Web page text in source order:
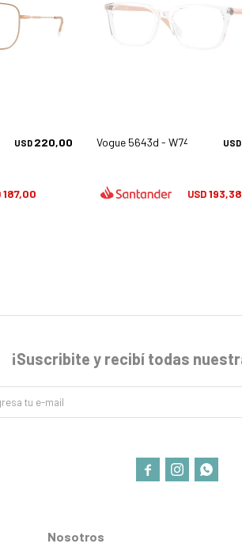
USD 220,00
187,00
Vogue 5643d - W745 USD
USD193,38
Nosotros
¡Suscribite y recibí todas
  